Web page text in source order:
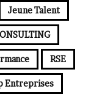
Jeune Talent
RSE
Entreprises